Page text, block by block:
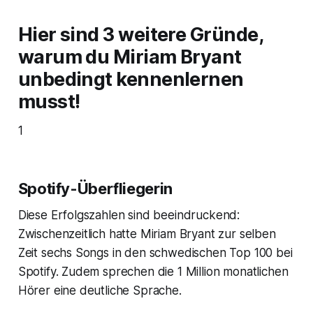
Hier sind 3 weitere Gründe,
warum du Miriam Bryant
unbedingt kennenlernen
musst!
1
Spotify-Überfliegerin
Diese Erfolgszahlen sind beeindruckend:
Zwischenzeitlich hatte Miriam Bryant zur selben
Zeit sechs Songs in den schwedischen Top 100 bei
Spotify. Zudem sprechen die 1 Million monatlichen
Hörer eine deutliche Sprache.